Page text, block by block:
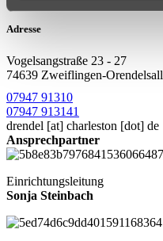
Adresse
Vogelsangstraße 23 - 27
74639 Zweiflingen-Orendelsall
07947 91310
07947 913141
drendel [at] charleston [dot] de
Ansprechpartner
Einrichtungsleitung
Sonja Steinbach